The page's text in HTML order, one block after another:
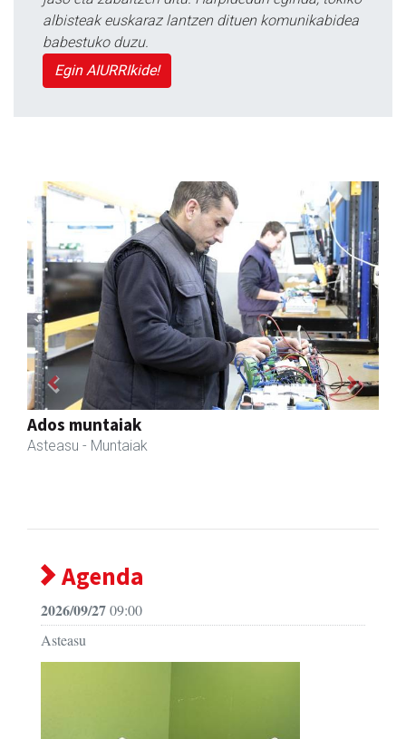
albisteak euskaraz lantzen dituen komunikabidea
babestuko duzu.
Egin AIURRIkide!
Txortu mekanizaketa eta muntaketa
Asteasu - Mekanizatuak
Previous Next
Agenda
2026/09/2709:00
Asteasu